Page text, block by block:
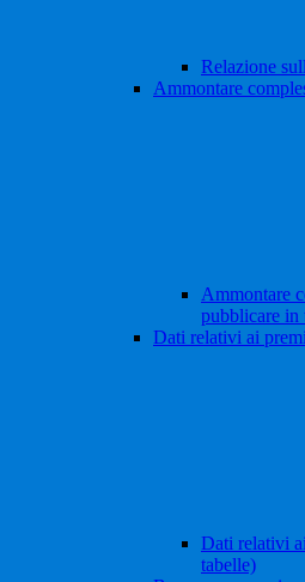
Relazione
Ammontare
Ammontare
pubblicare in
Dati relativi ai premi
Dati relativi
tabelle)